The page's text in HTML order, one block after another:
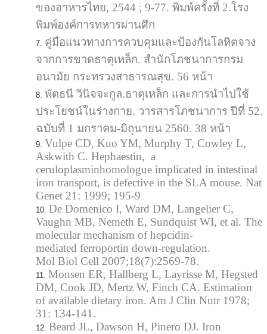
ของอาหารไทย, 2544 ; 9-77. พิมพ์ครั้งที่ 2.โรง
พิมพ์องค์การทหารผ่านศึก
คู่มือแนวทางการควบคุมและป้องกันโลหิตจาง
จากการขาดธาตุเหล็ก. สำนักโภชนาการกรม
อนามัย กระทรวงสาธารณสุข. 56 หน้า
พัตธนี วินิจจะกูล.ธาตุเหล็ก และการนำไปใช้
ประโยชน์ในร่างกาย. วารสารโภชนาการ ปีที่ 52.
ฉบับที่ 1 มกราคม-มิถุนายน 2560. 38 หน้า
Vulpe CD, Kuo YM, Murphy T, Cowley L,
Askwith C. Hephaestin, a
ceruloplasminhomologue implicated in intestinal
iron transport, is defective in the SLA mouse. Nat
Genet 21: 1999; 195-9
De Domenico I, Ward DM, Langelier C,
Vaughn MB, Nemeth E, Sundquist WI, et al. The
molecular mechanism of hepcidin-
mediated ferroportin down-regulation.
Mol Biol Cell 2007;18(7):2569-78.
Monsen ER, Hallberg L, Layrisse M, Hegsted
DM, Cook JD, Mertz W, Finch CA. Estimation
of available dietary iron. Am J Clin Nutr 1978;
31: 134-141.
Beard JL, Dawson H, Pinero DJ. Iron